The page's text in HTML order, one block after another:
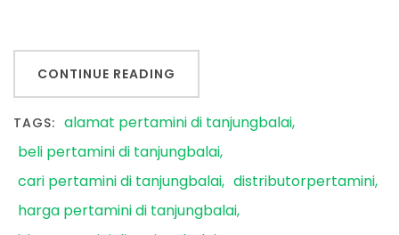
CONTINUE READING
TAGS: alamat pertamini di tanjungbalai
beli pertamini di tanjungbalai
cari pertamini di tanjungbalai distributorpertamini
harga pertamini di tanjungbalai